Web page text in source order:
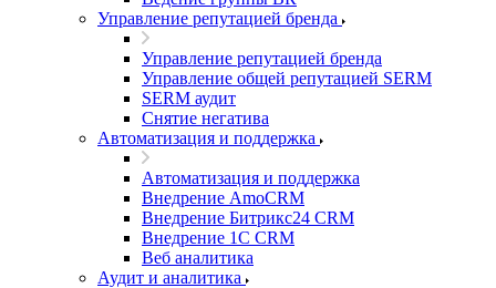
Управление репутацией бренда
Управление репутацией бренда
Управление общей репутацией SERM
SERM аудит
Снятие негатива
Автоматизация и поддержка
Автоматизация и поддержка
Внедрение AmoCRM
Внедрение Битрикс24 CRM
Внедрение 1C CRM
Веб аналитика
Аудит и аналитика